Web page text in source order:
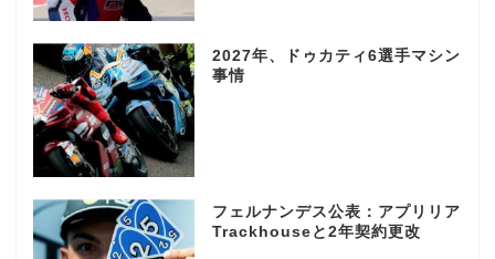
2027年、ドゥカティ6選手マシン
事情
フェルナンデス公表：アプリリア
Trackhouseと2年契約更改